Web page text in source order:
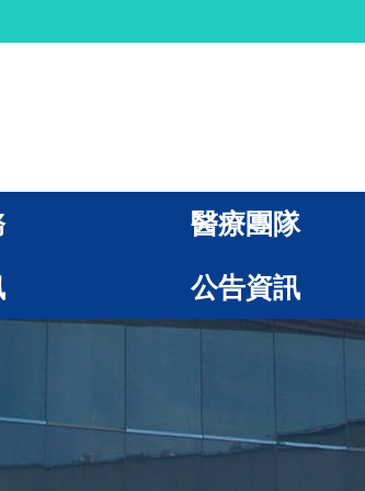
醫療團隊
公告資訊